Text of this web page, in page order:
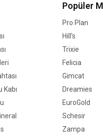
Kabı
Popüler
Pro Plan
Hill's
Trixie
Felicia
Gimcat
Dreamies
EuroGold
Schesir
Zampa